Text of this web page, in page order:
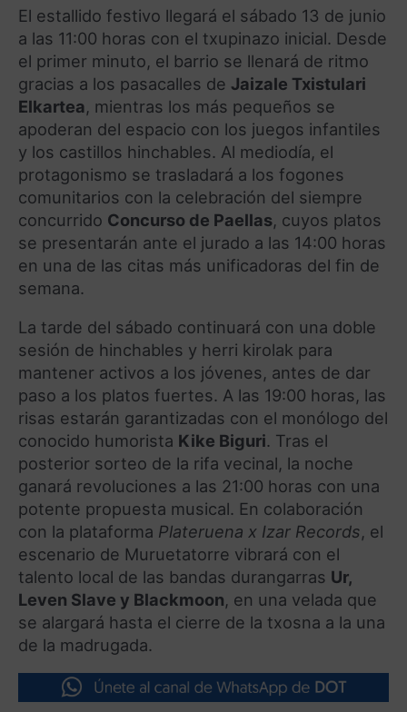
El estallido festivo llegará el sábado 13 de junio
a las 11:00 horas con el txupinazo inicial. Desde
el primer minuto, el barrio se llenará de ritmo
gracias a los pasacalles de Jaizale Txistulari
Elkartea, mientras los más pequeños se
apoderan del espacio con los juegos infantiles
y los castillos hinchables. Al mediodía, el
protagonismo se trasladará a los fogones
comunitarios con la celebración del siempre
concurrido Concurso de Paellas, cuyos platos
se presentarán ante el jurado a las 14:00 horas
en una de las citas más unificadoras del fin de
semana.
La tarde del sábado continuará con una doble
sesión de hinchables y herri kirolak para
mantener activos a los jóvenes, antes de dar
paso a los platos fuertes. A las 19:00 horas, las
risas estarán garantizadas con el monólogo del
conocido humorista Kike Biguri. Tras el
posterior sorteo de la rifa vecinal, la noche
ganará revoluciones a las 21:00 horas con una
potente propuesta musical. En colaboración
con la plataforma Plateruena x Izar Records, el
escenario de Muruetatorre vibrará con el
talento local de las bandas durangarras Ur,
Leven Slave y Blackmoon, en una velada que
se alargará hasta el cierre de la txosna a la una
de la madrugada.